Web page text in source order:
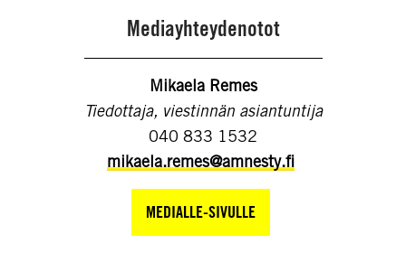
Mediayhteydenotot
Mikaela Remes
Tiedottaja, viestinnän asiantuntija
040 833 1532
mikaela.remes@amnesty.fi
MEDIALLE-SIVULLE